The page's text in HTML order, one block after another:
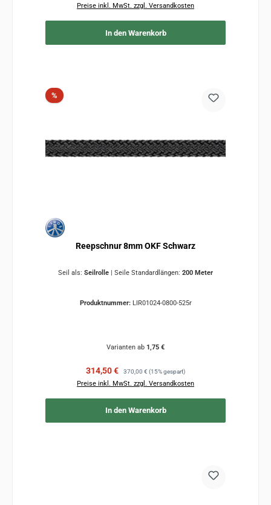
Preise inkl. MwSt. zzgl. Versandkosten
In den Warenkorb
%Rabatt
Reepschnur 8mm OKF Schwarz
Seil als: Seilrolle Seile Standardlängen: 200 Meter
Produktnummer: LIR01024-0800-525r
Varianten ab 1,75 €
Verkaufspreis:
314,50 € Regulärer Preis:
370,00 € (15% gespart)
Preise inkl. MwSt. zzgl. Versandkosten
In den Warenkorb